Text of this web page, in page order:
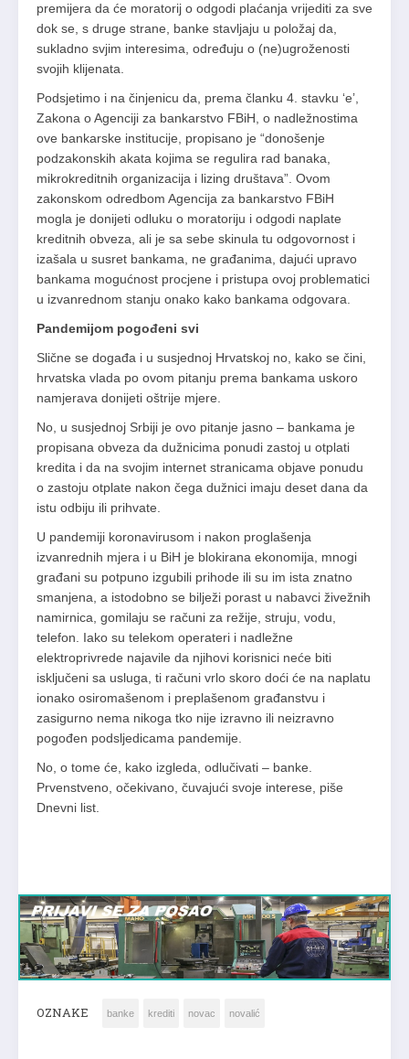
premijera da će moratorij o odgodi plaćanja vrijediti za sve
dok se, s druge strane, banke stavljaju u položaj da,
sukladno svjim interesima, određuju o (ne)ugroženosti
svojih klijenata.
Podsjetimo i na činjenicu da, prema članku 4. stavku ‘e’,
Zakona o Agenciji za bankarstvo FBiH, o nadležnostima
ove bankarske institucije, propisano je “donošenje
podzakonskih akata kojima se regulira rad banaka,
mikrokreditnih organizacija i lizing društava”. Ovom
zakonskom odredbom Agencija za bankarstvo FBiH
mogla je donijeti odluku o moratoriju i odgodi naplate
kreditnih obveza, ali je sa sebe skinula tu odgovornost i
izašala u susret bankama, ne građanima, dajući upravo
bankama mogućnost procjene i pristupa ovoj problematici
u izvanrednom stanju onako kako bankama odgovara.
Pandemijom pogođeni svi
Slične se događa i u susjednoj Hrvatskoj no, kako se čini,
hrvatska vlada po ovom pitanju prema bankama uskoro
namjerava donijeti oštrije mjere.
No, u susjednoj Srbiji je ovo pitanje jasno – bankama je
propisana obveza da dužnicima ponudi zastoj u otplati
kredita i da na svojim internet stranicama objave ponudu
o zastoju otplate nakon čega dužnici imaju deset dana da
istu odbiju ili prihvate.
U pandemiji koronavirusom i nakon proglašenja
izvanrednih mjera i u BiH je blokirana ekonomija, mnogi
građani su potpuno izgubili prihode ili su im ista znatno
smanjena, a istodobno se bilježi porast u nabavci živežnih
namirnica, gomilaju se računi za režije, struju, vodu,
telefon. Iako su telekom operateri i nadležne
elektroprivrede najavile da njihovi korisnici neće biti
isključeni sa usluga, ti računi vrlo skoro doći će na naplatu
ionako osiromašenom i preplašenom građanstvu i
zasigurno nema nikoga tko nije izravno ili neizravno
pogođen podsljedicama pandemije.
No, o tome će, kako izgleda, odlučivati – banke.
Prvenstveno, očekivano, čuvajući svoje interese, piše
Dnevni list.
OZNAKE banke krediti novac novalić